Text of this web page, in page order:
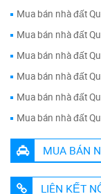
Mua bán nhà đất
Mua bán nhà đất
Mua bán nhà đất
Mua bán nhà đất
Mua bán nhà đất
Mua bán nhà đất
MUA BÁN
LIÊN KẾT